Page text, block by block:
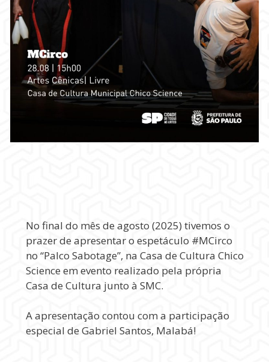
No final do mês de agosto (2025) tivemos o
prazer de apresentar o espetáculo #MCirco
no “Palco Sabotage”, na Casa de Cultura Chico
Science em evento realizado pela própria
Casa de Cultura junto à SMC.
A apresentação contou com a participação
especial de Gabriel Santos, Malabá!